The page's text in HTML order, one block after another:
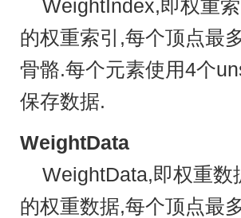
WeightIndex,即权重
的权重索引,每个顶点最
骨骼.每个元素使用4个
保存数据.
WeightData
WeightData,即权重数
的权重数据,每个顶点最